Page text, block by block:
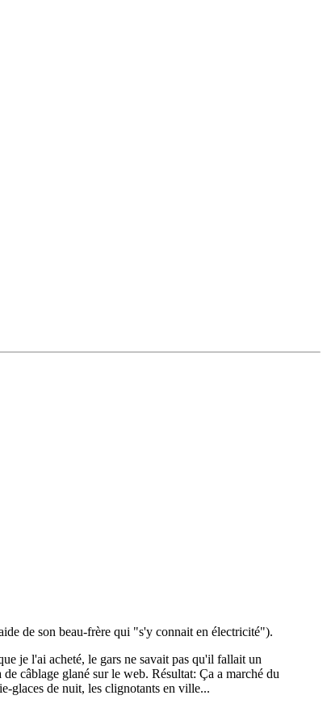
de son beau-frère qui "s'y connait en électricité").
je l'ai acheté, le gars ne savait pas qu'il fallait un
câblage glané sur le web. Résultat: Ça a marché du
glaces de nuit, les clignotants en ville...